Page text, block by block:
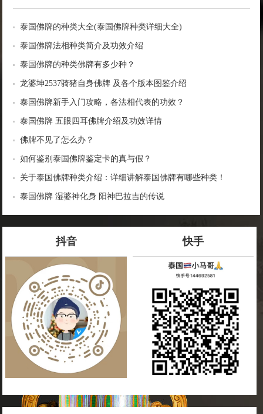
泰国佛牌的种类大全(泰国佛牌种类详细大全)
泰国佛牌法相种类简介及功效介绍
泰国佛牌的种类佛牌有多少种？
龙婆坤2537骑猪自身佛牌 及各个版本图鉴介绍
泰国佛牌新手入门攻略，各法相代表的功效？
泰国佛牌 五眼四耳佛牌介绍及功效详情
佛牌不见了怎么办？
如何鉴别泰国佛牌鉴定卡的真与假？
关于泰国佛牌种类介绍：详细讲解泰国佛牌有哪些种类！
泰国佛牌 湿婆神化身 阳神巴拉吉的传说
抖音 快手